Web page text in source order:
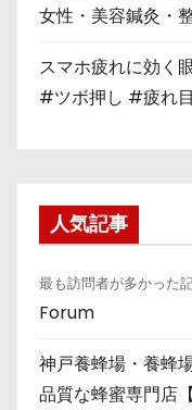
女性・美容鍼灸・
スマホ疲れに効く
#ツボ押し #疲れ
人気記事
最も訪問者が多かった
Forum
神戸養蜂場・養蜂
品質な蜂蜜専門店